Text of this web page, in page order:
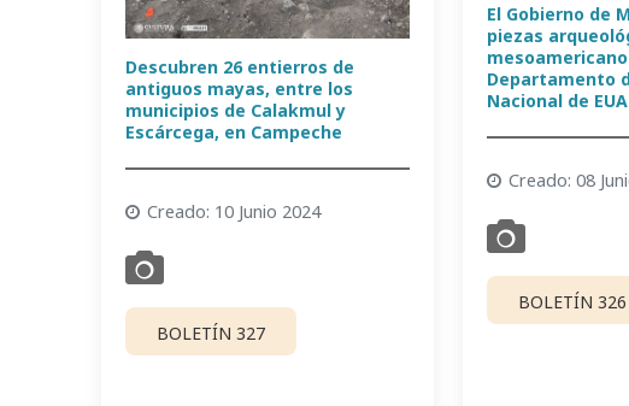
Descubren 26 entierros de
antiguos mayas, entre los
municipios de Calakmul y
Escárcega, en Campeche
Creado: 10 Junio 2024
BOLETÍN 327
El Gobierno de
piezas
Departamento
Nacional de EUA
Creado: 08
BOLETÍN 326